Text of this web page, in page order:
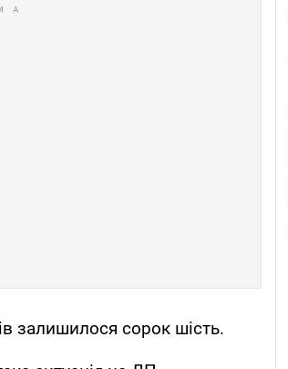
залишилося сорок шість.